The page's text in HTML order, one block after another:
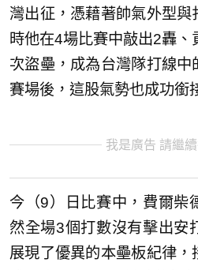
灣出征，憑藉著帥氣外型
時他在4場比賽中敲出2轟、
次盜壘，成為台灣隊打線
賽場後，這股氣勢也成功銜
我是廣告 請繼
今（9）日比賽中，費爾柴
然全場3個打數沒有擊出安
展現了優異的本壘板紀律